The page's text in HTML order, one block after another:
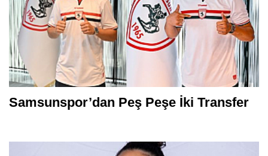
Samsunspor’dan Peş Peşe İki Transfer